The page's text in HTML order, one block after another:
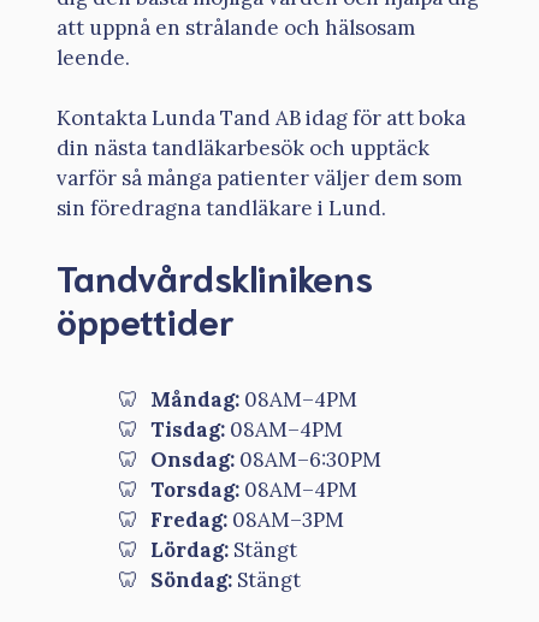
att uppnå en strålande och hälsosam
leende.
Kontakta Lunda Tand AB idag för att boka
din nästa tandläkarbesök och upptäck
varför så många patienter väljer dem som
sin föredragna tandläkare i Lund.
Tandvårdsklinikens
öppettider
Måndag: 08AM–4PM
Tisdag: 08AM–4PM
Onsdag: 08AM–6:30PM
Torsdag: 08AM–4PM
Fredag: 08AM–3PM
Lördag: Stängt
Söndag: Stängt